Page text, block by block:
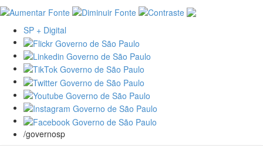
SP + Digital
/governosp